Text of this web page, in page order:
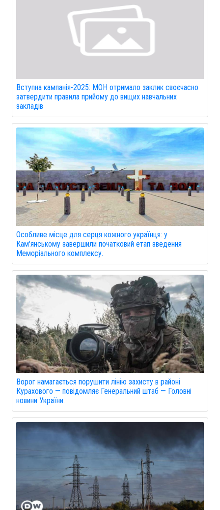
Вступна кампанія-2025: МОН отримало заклик своєчасно
затвердити правила прийому до вищих навчальних
закладів
Особливе місце для серця кожного українця: у
Кам'янському завершили початковий етап зведення
Меморіального комплексу.
Ворог намагається порушити лінію захисту в районі
Курахового — повідомляє Генеральний штаб — Головні
новини України.